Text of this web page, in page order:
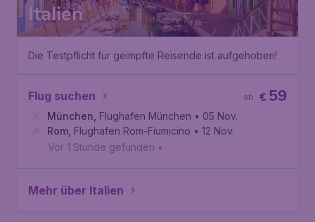
Italien
Die Testpflicht für geimpfte Reisende ist aufgehoben!
Flug suchen €59
ab
München Flughafen München • 05 Nov.
Rom Flughafen Rom-Fiumicino • 12 Nov.
Vor 1 Stunde gefunden •
Mehr über Italien